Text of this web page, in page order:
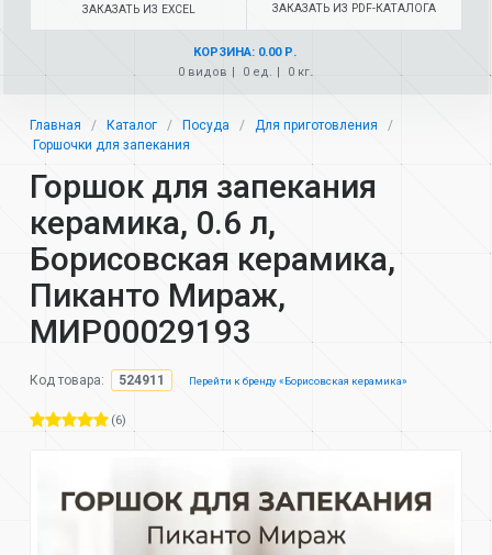
ЗАКАЗАТЬ ИЗ EXCEL ЗАКАЗАТЬ ИЗ PDF-КАТАЛОГА
КОРЗИНА: 0.00 Р.
0 видов
0 ед. 0 кг.
Главная Каталог Посуда
Для приготовления
Горшочки для запекания
Горшок для запекания
керамика, 0.6 л,
Борисовская керамика,
Пиканто Мираж,
МИР00029193
Код товара: 524911 Перейти к бренду «Борисовская керамика»
(6)